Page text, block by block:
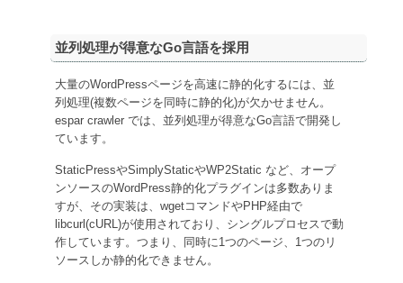
並列処理が得意なGo言語を採用
大量のWordPressページを高速に静的化するには、並
列処理(複数ページを同時に静的化)が欠かせません。
espar crawler では、並列処理が得意なGo言語で開発し
ています。
StaticPressやSimplyStaticやWP2Static など、オープ
ンソースのWordPress静的化プラグインは多数ありま
すが、その実装は、wgetコマンドやPHP経由で
libcurl(cURL)が使用されており、シングルプロセスで動
作しています。つまり、同時に1つのページ、1つのリ
ソースしか静的化できません。